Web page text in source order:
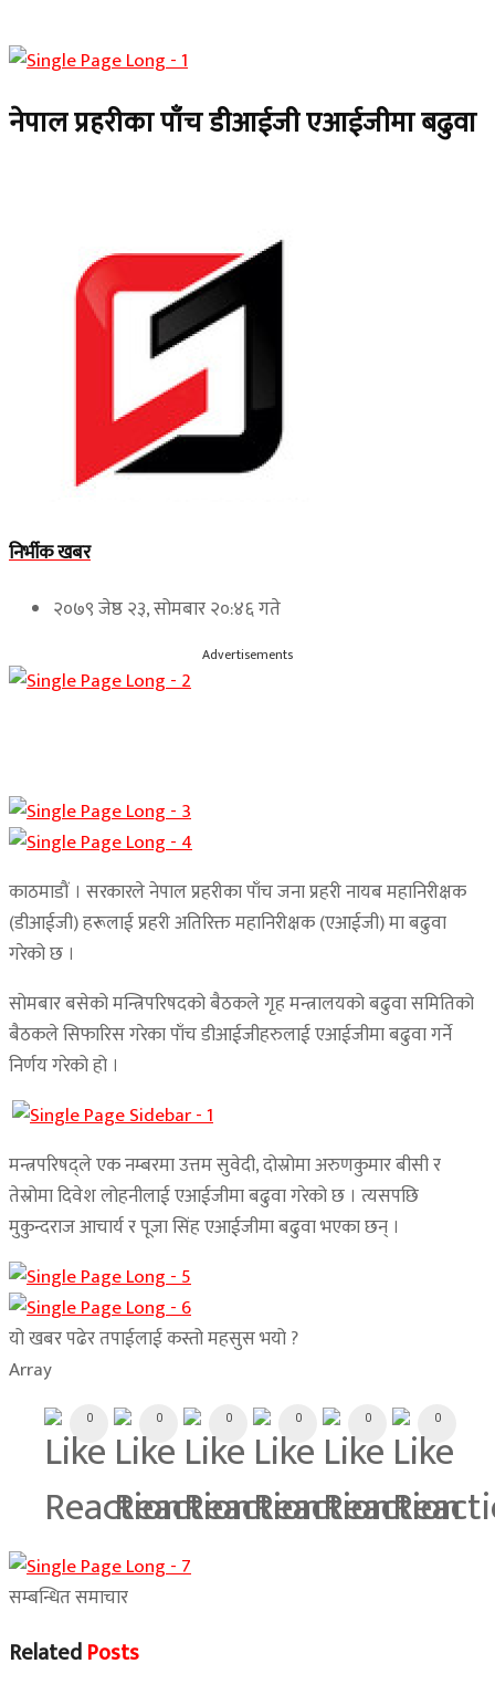
नेपाल प्रहरीका पाँच डीआईजी एआईजीमा बढुवा
निर्भीक खबर
२०७९ जेष्ठ २३, सोमबार २०:४६ गते
Advertisements
काठमाडौं । सरकारले नेपाल प्रहरीका पाँच जना प्रहरी नायब महानिरीक्षक
(डीआईजी) हरूलाई प्रहरी अतिरिक्त महानिरीक्षक (एआईजी) मा बढुवा
गरेको छ ।
सोमबार बसेको मन्त्रिपरिषदको बैठकले गृह मन्त्रालयको बढुवा समितिको
बैठकले सिफारिस गरेका पाँच डीआईजीहरुलाई एआईजीमा बढुवा गर्ने
निर्णय गरेको हो ।
मन्त्रपरिषद्ले एक नम्बरमा उत्तम सुवेदी, दोस्रोमा अरुणकुमार बीसी र
तेस्रोमा दिवेश लोहनीलाई एआईजीमा बढुवा गरेको छ । त्यसपछि
मुकुन्दराज आचार्य र पूजा सिंह एआईजीमा बढुवा भएका छन् ।
यो खबर पढेर तपाईलाई कस्तो महसुस भयो ?
Array
0 0 0 0 0 0
सम्बन्धित समाचार
RelatedPosts